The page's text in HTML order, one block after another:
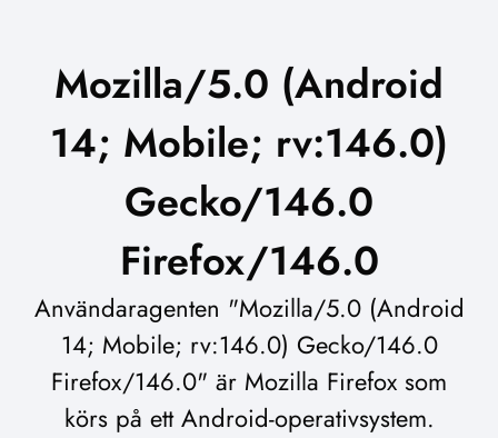
Mozilla/5.0 (Android
14; Mobile; rv:146.0)
Gecko/146.0
Firefox/146.0
Användaragenten "Mozilla/5.0 (Android
14; Mobile; rv:146.0) Gecko/146.0
Firefox/146.0" är Mozilla Firefox som
körs på ett Android-operativsystem.